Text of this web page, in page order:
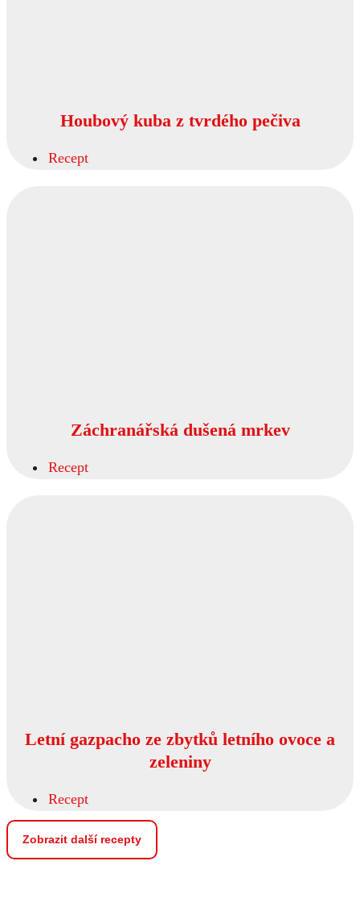
Houbový kuba z tvrdého pečiva
Recept
Záchranářská dušená mrkev
Recept
Letní gazpacho ze zbytků letního ovoce a
zeleniny
Recept
Zobrazit další recepty